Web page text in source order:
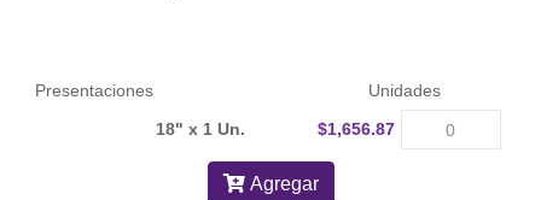
Presentaciones
Unidades
18" x 1 Un.
$1,656.87
Agregar